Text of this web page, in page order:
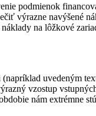
podmienok
výrazne
na lôžkové
(napríklad
vzostup
nám extrémne